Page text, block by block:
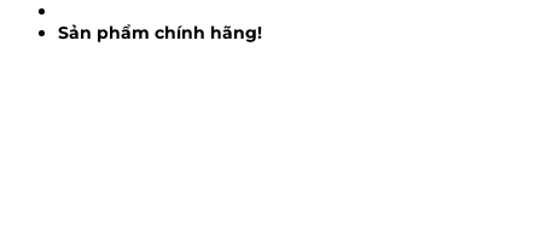
Sản phẩm chính hãng!